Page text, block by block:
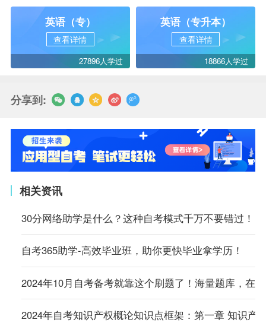
英语（专）
查看详情
27896人学过
英语（专升本）
查看详情
18866人学过
分享到:
相关资讯
30分网络助学是什么？这种自考模式千万不要错过！
自考365助学-高效毕业班，助你更快毕业拿学历！
2024年10月自考备考就靠这个刷题了！海量题库，在
2024年自考知识产权概论知识点框架：第一章 知识产